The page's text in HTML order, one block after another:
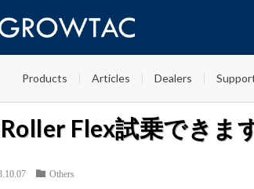
Products Articles Dealers
Flex試乗できま
Others